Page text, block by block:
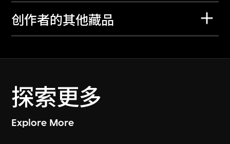
创作者的其他藏品
探索更多
Explore More